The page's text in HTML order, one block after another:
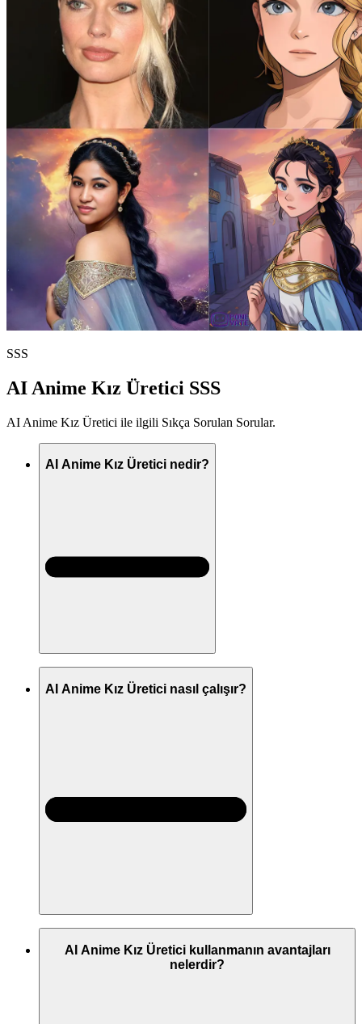
SSS
AI Anime Kız Üretici SSS
AI Anime Kız Üretici ile ilgili Sıkça Sorulan Sorular.
AI Anime Kız Üretici nedir?
AI Anime Kız Üretici nasıl çalışır?
AI Anime Kız Üretici kullanmanın avantajları
nelerdir?